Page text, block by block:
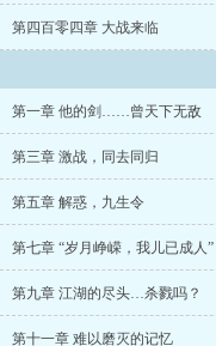
第四百零四章 大战来临
第一章 他的剑……曾天下无敌
第三章 激战，同去同归
第五章 解惑，九生令
第七章 “岁月峥嵘，我儿已成人”
第九章 江湖的尽头…杀戮吗？
第十一章 难以磨灭的记忆